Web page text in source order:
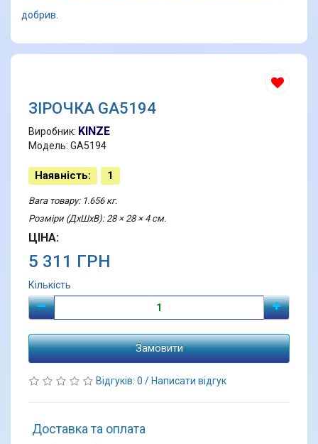
добрив.
ЗІРОЧКА GA5194
Виробник: KINZE
Модель: GA5194
Наявність: 1
Вага товару: 1.656 кг.
Розміри (ДхШхВ): 28 × 28 × 4 см.
ЦІНА:
5 311 ГРН
Кількість
Замовити
Відгуків: 0 / Написати відгук
Доставка та оплата